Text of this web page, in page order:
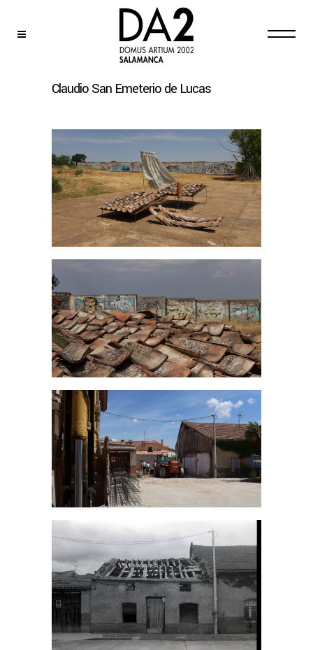
Claudio San Emeterio de Lucas